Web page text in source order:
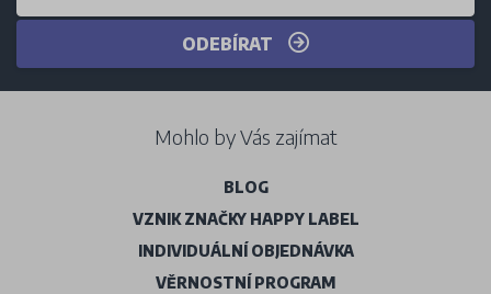
ODEBÍRAT
Mohlo by Vás zajímat
BLOG
VZNIK ZNAČKY HAPPY LABEL
INDIVIDUÁLNÍ OBJEDNÁVKA
VĚRNOSTNÍ PROGRAM